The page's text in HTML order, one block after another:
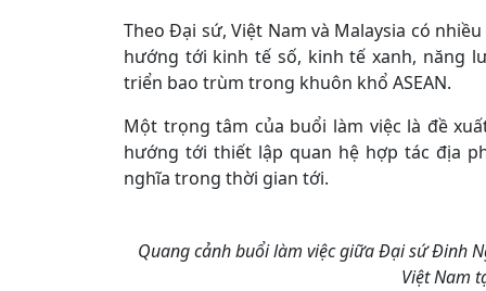
Theo Đại sứ, Việt Nam và Malaysia có
hướng tới kinh tế số, kinh tế xanh, năng
triển bao trùm trong khuôn khổ ASEAN.
Một trọng tâm của buổi làm việc là đề
hướng tới thiết lập quan hệ hợp tác địa
nghĩa trong thời gian tới.
Quang cảnh buổi làm việc giữa Đại sứ Đinh
Việt Nam